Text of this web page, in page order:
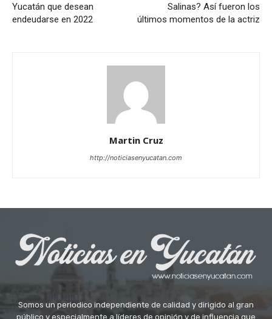
Yucatán que desean
endeudarse en 2022
Salinas? Así fueron los
últimos momentos de la actriz
Martin Cruz
http://noticiasenyucatan.com
Somos un periodico independiente de calidad y dirigido al gran
público y especialmente a líderes de opinión y de influencia que